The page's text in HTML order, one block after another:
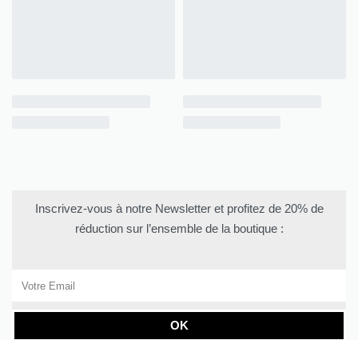
Inscrivez-vous à notre Newsletter et profitez de 20% de
réduction sur l’ensemble de la boutique :
OK